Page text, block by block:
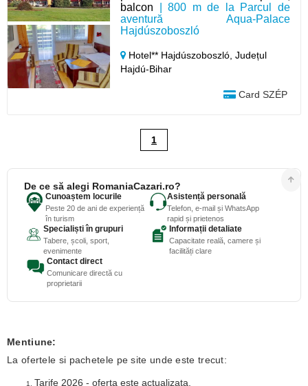
balcon | 800 m de la Parcul de
aventură Aqua-Palace
Hajdúszoboszló
Hotel** Hajdúszoboszló,Județul
Hajdú-Bihar
Card SZÉP
1
De ce să alegi RomaniaCazari.ro?
Cunoaștem locurile
Peste 20 de ani de experiență
în turism
Asistență personală
Telefon, e-mail și WhatsApp
rapid și prietenos
Specialiști în grupuri
Tabere, școli, sport,
evenimente
Informații detaliate
Capacitate reală, camere și
facilități clare
Contact direct
Comunicare directă cu
proprietarii
Mentiune:
La ofertele si pachetele pe site unde este trecut:
Tarife 2026 - oferta este actualizata.